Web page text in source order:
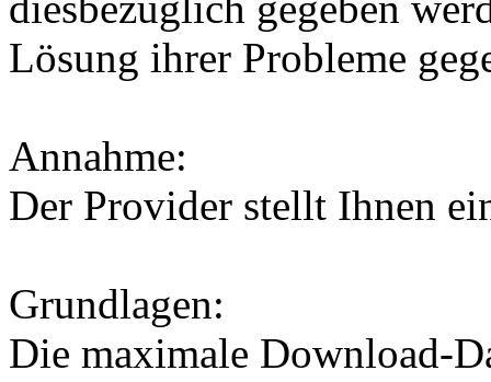
Lösung ihrer Probleme
Annahme:
Der Provider stellt Ihnen
Grundlagen:
Die maximale Download-